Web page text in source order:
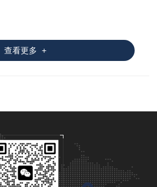
查看更多 +